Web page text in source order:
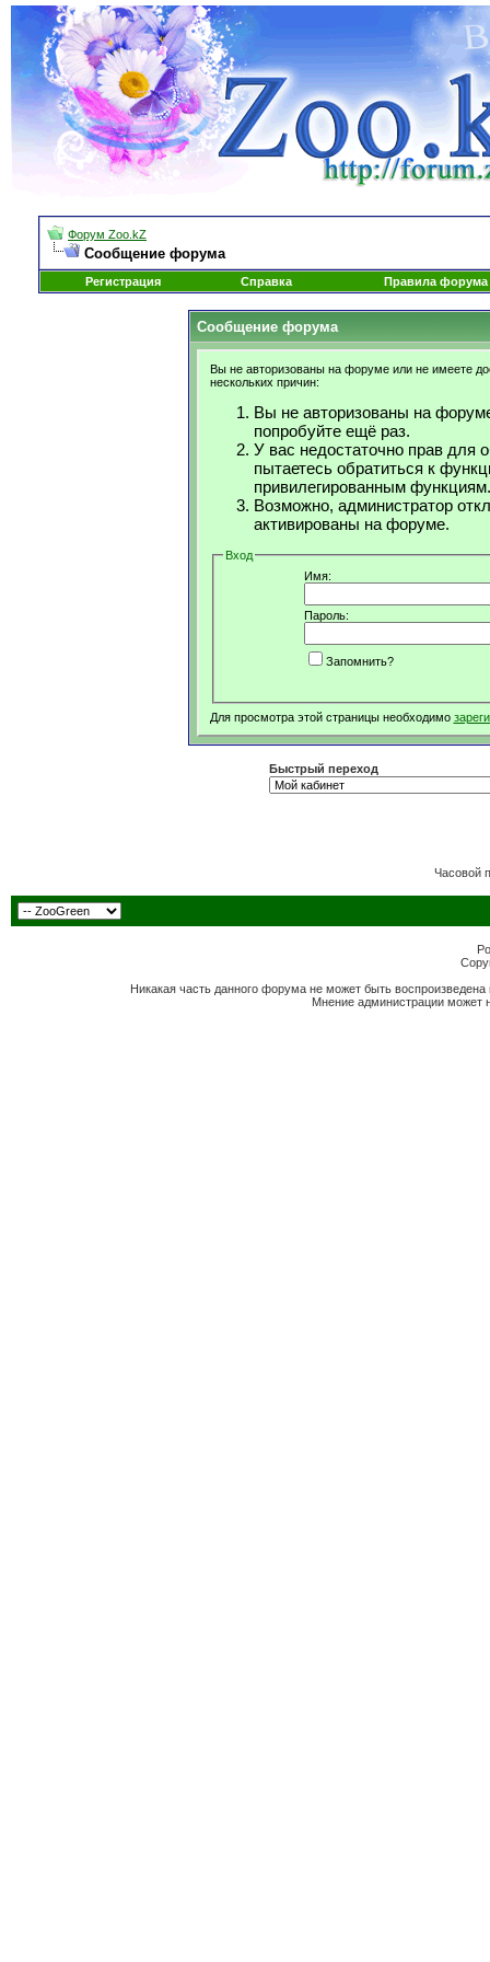
Форум Zoo.kZ
Сообщение форума
Регистрация Справка Правила форума
Сообщение форума
Вы не авторизованы на форуме или не имеете
нескольких причин:
Вы не авторизованы на
попробуйте ещё раз.
У вас недостаточно прав для
пытаетесь обратиться к
привилегированным функциям.
Возможно, администратор
активированы на форуме.
Вход
Имя:
Пароль:
Запомнить?
Для просмотра этой страницы необходимо
Быстрый переход
Часовой
Никакая часть данного форума не может быть
Мнение администрации может